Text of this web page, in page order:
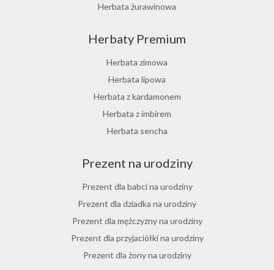
Herbata żurawinowa
Ostrokrzew paragwajski
Hibiskus herbata
Herbata różana
Herbata z lukrecji
Herbata z rokitnika
Herbata jesienna
Herbaty Premium
Herbata zimowa
Herbata lipowa
Herbata z kardamonem
Herbata z imbirem
Herbata sencha
Herbata jaśminowa
Herbata jasminowa
Herbata rumiankowa
Koper włoski herbata
Herbata z goździkami
Herbata z cynamonem
Prezent na urodziny
Prezent dla babci na urodziny
Prezent dla dziadka na urodziny
Prezent dla mężczyzny na urodziny
Prezent dla przyjaciółki na urodziny
Prezent dla żony na urodziny